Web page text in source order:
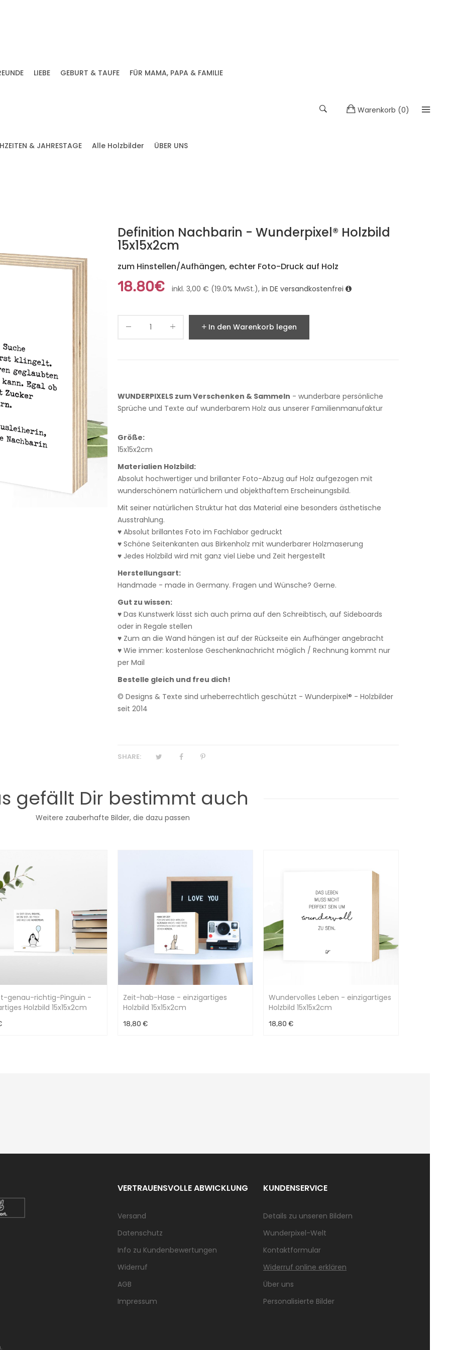
LIEBE GEBURT & TAUFE FÜR MAMA, PAPA & FAMILIE
& JAHRESTAGE Alle Holzbilder ÜBER UNS
Warenkorb (0)
Definition Nachbarin - Wunderpixel® Holzbild
15x15x2cm
zum Hinstellen/Aufhängen, echter Foto-Druck auf Holz
18.80€ inkl. 3,00 € (19.0% MwSt.), in DE versandkostenfrei
In den Warenkorb legen
WUNDERPIXELS zum Verschenken & Sammeln - wunderbare persönliche
Sprüche und Texte auf wunderbarem Holz aus unserer Familienmanufaktur
Größe:
15x15x2cm
Materialien Holzbild:
Absolut hochwertiger und brillanter Foto-Abzug auf Holz aufgezogen mit
wunderschönem natürlichem und objekthaftem Erscheinungsbild.
Mit seiner natürlichen Struktur hat das Material eine besonders ästhetische
Ausstrahlung.
♥ Absolut brillantes Foto im Fachlabor gedruckt
♥ Schöne Seitenkanten aus Birkenholz mit wunderbarer Holzmaserung
♥ Jedes Holzbild wird mit ganz viel Liebe und Zeit hergestellt
Herstellungsart:
Handmade - made in Germany. Fragen und Wünsche? Gerne.
Gut zu wissen:
♥ Das Kunstwerk lässt sich auch prima auf den Schreibtisch, auf Sideboards
oder in Regale stellen
♥ Zum an die Wand hängen ist auf der Rückseite ein Aufhänger angebracht
♥ Wie immer: kostenlose Geschenknachricht möglich / Rechnung kommt nur
per Mail
Bestelle gleich und freu dich!
© Designs & Texte sind urheberrechtlich geschützt - Wunderpixel® - Holzbilder
seit 2014
SHARE:
gefällt Dir bestimmt auch
Weitere zauberhafte Bilder, die dazu passen
genau-richtig-Pinguin -
Holzbild 15x15x2cm
Zeit-hab-Hase - einzigartiges
Holzbild 15x15x2cm
18,80 €
Wundervolles Leben - einzigartiges
Holzbild 15x15x2cm
18,80 €
VERTRAUENSVOLLE ABWICKLUNG
Versand
Datenschutz
Info zu Kundenbewertungen
Widerruf
AGB
Impressum
KUNDENSERVICE
Details zu unseren Bildern
Wunderpixel-Welt
Kontaktformular
Widerruf online erklären
Über uns
Personalisierte Bilder